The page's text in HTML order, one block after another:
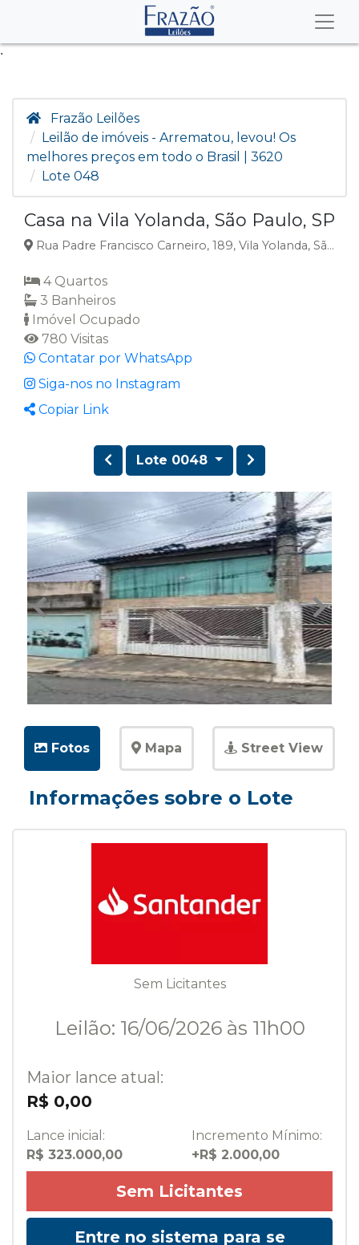
.
Frazão Leilões
Leilão de imóveis - Arrematou, levou! Os
melhores preços em todo o Brasil | 3620
Lote 048
Casa na Vila Yolanda, São Paulo, SP
Rua Padre Francisco Carneiro, 189, Vila Yolanda, São Paulo, SP
4 Quartos
3 Banheiros
Imóvel Ocupado
780 Visitas
Contatar por WhatsApp
Siga-nos no Instagram
Copiar Link
Lote 0048
Fotos Mapa Street View
Informações sobre o Lote
Sem Licitantes
Leilão: 16/06/2026 às 11h00
Maior lance atual:
R$ 0,00
Lance inicial:
R$ 323.000,00
Incremento Mínimo:
+R$ 2.000,00
Sem Licitantes
Entre no sistema para se